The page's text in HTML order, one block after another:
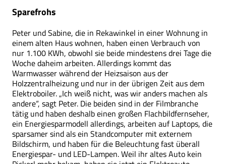
Sparefrohs
Peter und Sabine, die in Rekawinkel in einer Wohnung in
einem alten Haus wohnen, haben einen Verbrauch von
nur 1.100 KWh, obwohl sie beide mindestens drei Tage die
Woche daheim arbeiten. Allerdings kommt das
Warmwasser während der Heizsaison aus der
Holzzentralheizung und nur in der übrigen Zeit aus dem
Elektroboiler. „Ich weiß nicht, was wir anders machen als
andere“, sagt Peter. Die beiden sind in der Filmbranche
tätig und haben deshalb einen großen Flachbildfernseher,
ein Energiesparmodell allerdings, arbeiten auf Laptops, die
sparsamer sind als ein Standcomputer mit externem
Bildschirm, und haben für die Beleuchtung fast überall
Energiespar- und LED-Lampen. Weil ihr altes Auto kein